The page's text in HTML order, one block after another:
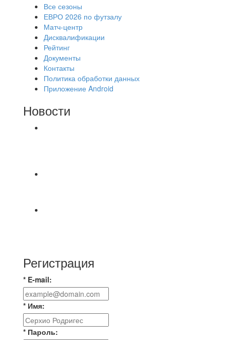
Все сезоны
ЕВРО 2026 по футзалу
Матч-центр
Дисквалификации
Рейтинг
Документы
Контакты
Политика обработки данных
Приложение Android
Новости
Регистрация
* E-mail:
* Имя:
* Пароль: